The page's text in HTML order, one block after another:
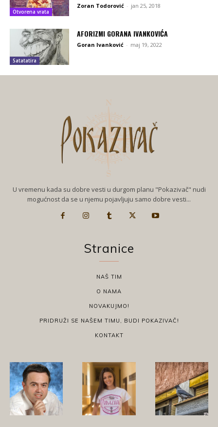
Otvorena vrata
Zoran Todorović - jan 25, 2018
Satatatira
AFORIZMI GORANA IVANKOVIĆA
Goran Ivanković - maj 19, 2022
U vremenu kada su dobre vesti u durgom planu "Pokazivač" nudi
mogućnost da se u njemu pojavljuju samo dobre vesti...
Stranice
NAŠ TIM
O NAMA
NOVAKUJMO!
PRIDRUŽI SE NAŠEM TIMU, BUDI POKAZIVAČ!
KONTAKT